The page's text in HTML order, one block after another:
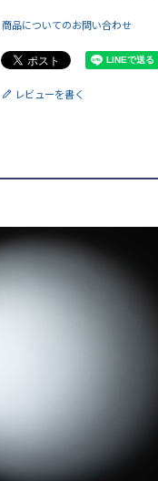
商品についてのお問い合わせ
レビューを書く